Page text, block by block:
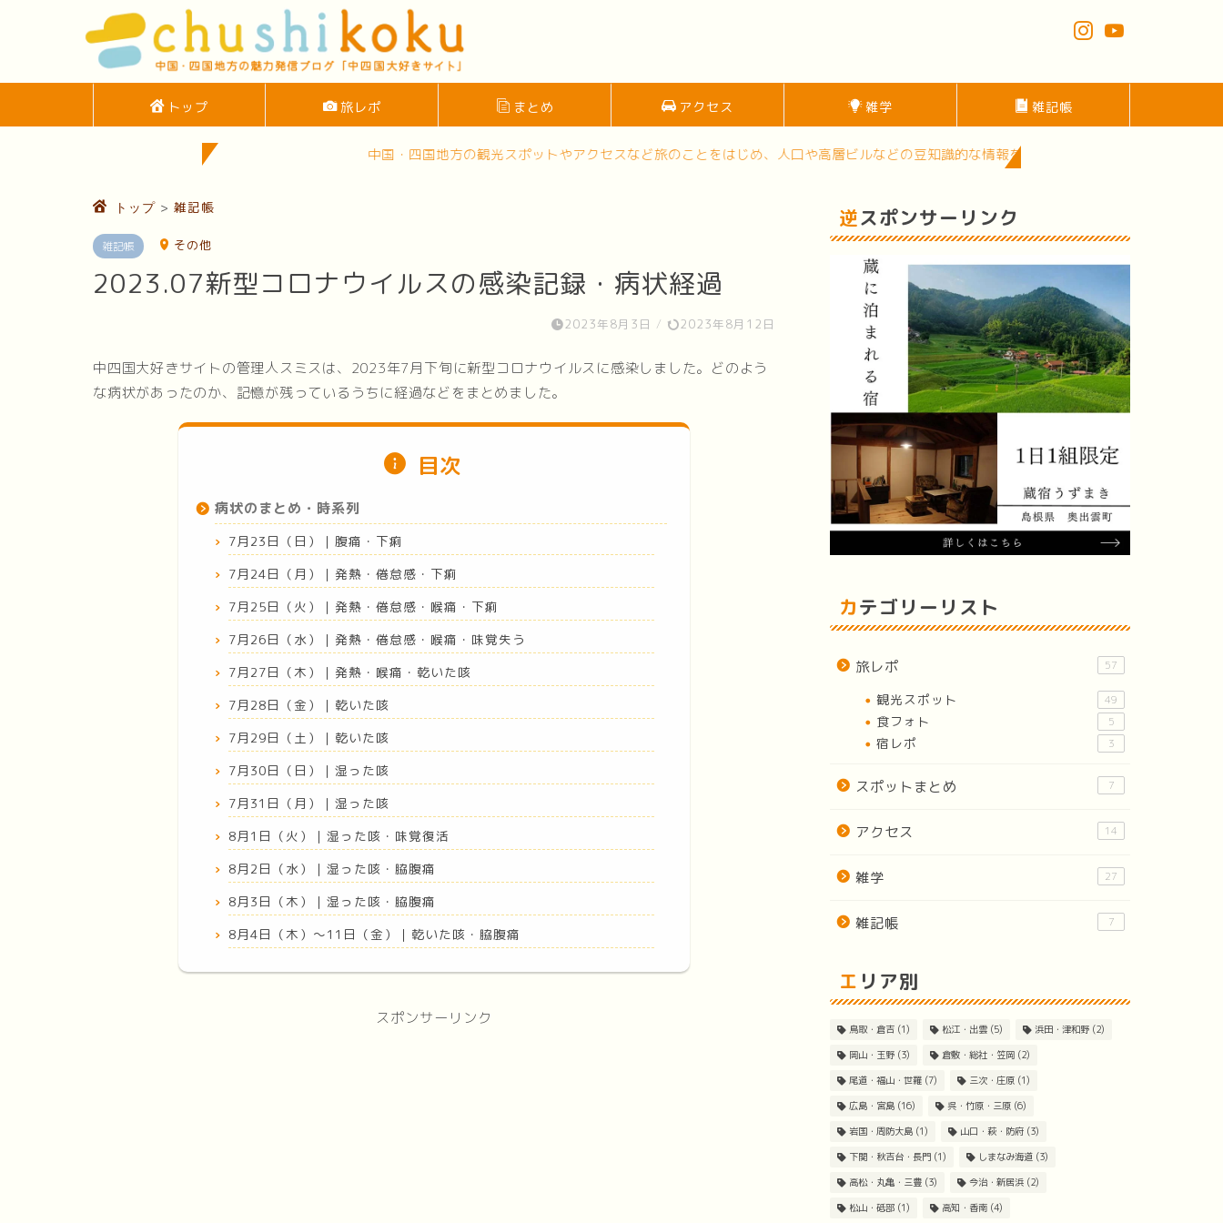
トップ 旅レポ まとめ アクセス 雑学 雑記帳
中国・四国地方の観光スポットやアクセスなど旅のことをはじめ、人口や高層ビルなどの豆知識的な情報を発信中！面白いスポットがたくさんある中四国
トップ > 雑記帳
雑記帳 その他
2023.07新型コロナウイルスの感染記録・病状経過
2023年8月3日 / 2023年8月12日
中四国大好きサイトの管理人スミスは、2023年7月下旬に新型コロナウイルスに感染しました。どのよう
な病状があったのか、記憶が残っているうちに経過などをまとめました。
目次
病状のまとめ・時系列
7月23日（日）｜腹痛・下痢
7月24日（月）｜発熱・倦怠感・下痢
7月25日（火）｜発熱・倦怠感・喉痛・下痢
7月26日（水）｜発熱・倦怠感・喉痛・味覚失う
7月27日（木）｜発熱・喉痛・乾いた咳
7月28日（金）｜乾いた咳
7月29日（土）｜乾いた咳
7月30日（日）｜湿った咳
7月31日（月）｜湿った咳
8月1日（火）｜湿った咳・味覚復活
8月2日（水）｜湿った咳・脇腹痛
8月3日（木）｜湿った咳・脇腹痛
8月4日（木）〜11日（金）｜乾いた咳・脇腹痛
スポンサーリンク
逆スポンサーリンク
カテゴリーリスト
旅レポ 57
観光スポット 49
食フォト 5
宿レポ 3
スポットまとめ 7
アクセス 14
雑学 27
雑記帳 7
エリア別
鳥取・倉吉(1) 松江・出雲(5) 浜田・津和野(2)
岡山・玉野(3) 倉敷・総社・笠岡(2)
尾道・福山・世羅(7) 三次・庄原(1)
広島・宮島(16) 呉・竹原・三原(6)
岩国・周防大島(1) 山口・萩・防府(3)
下関・秋吉台・長門(1) しまなみ海道(3)
高松・丸亀・三豊(3) 今治・新居浜(2)
松山・砥部(1) 高知・香南(4)